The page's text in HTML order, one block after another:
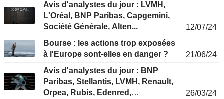
Avis d'analystes du jour : LVMH,
L'Oréal, BNP Paribas, Capgemini,
Société Générale, Alten...
12/07/24
Bourse : les actions trop exposées
à l'Europe sont-elles en danger ?
21/06/24
Avis d'analystes du jour : BNP
Paribas, Stellantis, LVMH, Renault,
Orpea, Rubis, Edenred,
26/03/24